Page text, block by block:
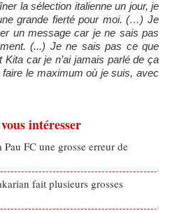
la sélection italienne un jour, je
grande fierté pour moi. (…) Je
un message car je ne sais pas
(...) Je ne sais pas ce que
car je n’ai jamais parlé de ça
le maximum où je suis, avec
intéresser
FC une grosse erreur de
fait plusieurs grosses